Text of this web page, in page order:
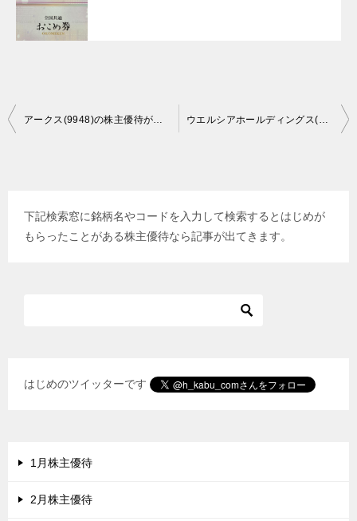
投
アークス(9948)の株主優待が届きました。 ウエルシアホールディングス(3141)の株主優待が届きました。
下記検索窓に銘柄名やコードを入力して検索するとはじめが
もらったことがある株主優待なら記事が出てきます。
はじめのツイッターです
1月株主優待
2月株主優待